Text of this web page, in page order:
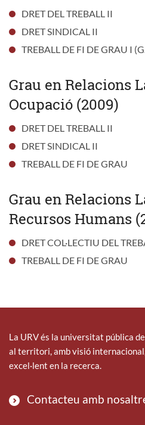
DRET DEL TREBALL II
DRET SINDICAL II
TREBALL DE FI DE GRAU I
Grau en Relacions
Ocupació (2009)
DRET DEL TREBALL II
DRET SINDICAL II
TREBALL DE FI DE GRAU
Grau en Relacions
Recursos Humans
DRET COL·LECTIU DEL
TREBALL DE FI DE GRAU
La URV és la universitat pública
al territori, amb visió
excel·lent en la recerca.
Contacteu amb